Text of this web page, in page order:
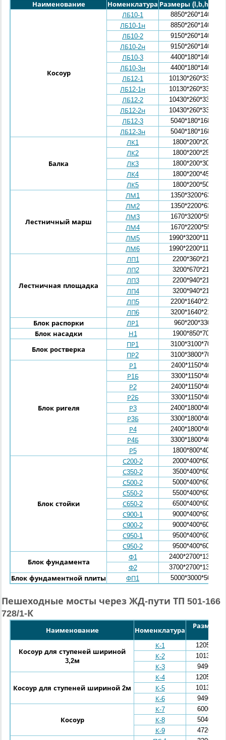
Наименование Номенклатура Размеры (l,b,h), мм
Косоур
ЛБ10-1
8850*260*1400
ЛБ10-1н
8850*260*1400
ЛБ10-2
9150*260*1400
ЛБ10-2н
9150*260*1400
ЛБ10-3
4400*180*1400
ЛБ10-3н
4400*180*1400
ЛБ12-1
10130*260*3360
ЛБ12-1н
10130*260*3360
ЛБ12-2
10430*260*3360
ЛБ12-2н
10430*260*3360
ЛБ12-3
5040*180*1680
ЛБ12-3н
5040*180*1680
Балка
ЛК1
1800*200*200
ЛК2
1800*200*250
ЛК3
1800*200*300
ЛК4
1800*200*450
ЛК5
1800*200*500
Лестничный марш
ЛМ1
1350*3200*630
ЛМ2
1350*2200*630
ЛМ3
1670*3200*559
ЛМ4
1670*2200*559
ЛМ5
1990*3200*1199
ЛМ6
1990*2200*1199
Лестничная площадка
ЛП1
2200*360*210
ЛП2
3200*670*210
ЛП3
2200*940*210
ЛП4
3200*940*210
ЛП5
2200*1640*210
ЛП6
3200*1640*210
Блок распорки
ЛР1
960*200*330
Блок насадки
Н1 1900*850*700
Блок ростверка
ПР1
3100*3100*700
ПР2
3100*3800*700
Блок ригеля
Р1
2400*1150*400
Р1Б
3300*1150*400
Р2
2400*1150*400
Р2Б
3300*1150*400
Р3
2400*1800*400
Р3Б
3300*1800*400
Р4
2400*1800*400
Р4Б
3300*1800*400
Р5
1800*800*400
Блок стойки
С200-2
2000*400*600
С350-2
3500*400*600
С500-2
5000*400*600
С550-2
5500*400*600
С650-2
6500*400*600
С900-1
9000*400*600
С900-2
9000*400*600
С950-1
9500*400*600
С950-2
9500*400*600
Блок фундамента
Ф1
2400*2700*1300
Ф2
3700*2700*1300
Блок фундаментной плиты
ФП1 5000*3000*500
Пешеходные мосты через ЖД-пути ТП 501-166
728/1-К
Наименование Номенклатура
Размеры
Косоур для ступеней шириной
3,2м
К-1
К-2
К-3
Косоур для ступеней шириной 2м
К-4
К-5
К-6
Косоур
К-7
К-8
К-9